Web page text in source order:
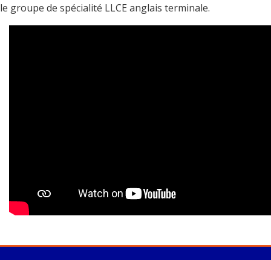
le groupe de spécialité LLCE anglais terminale.